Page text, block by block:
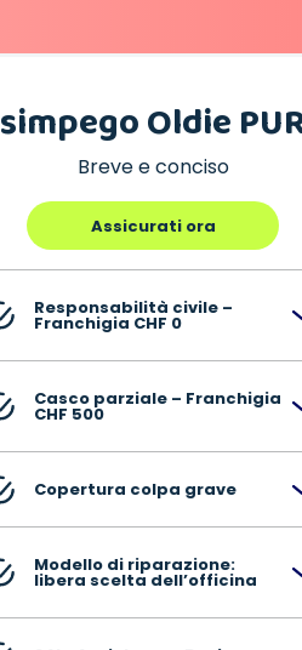
simpego Oldie
Breve e conciso
Assicurati ora
Responsabilità civile –
Franchigia CHF 0
Casco parziale – Franchigia
CHF 500
Copertura colpa grave
Modello di riparazione:
libera scelta dell’officina